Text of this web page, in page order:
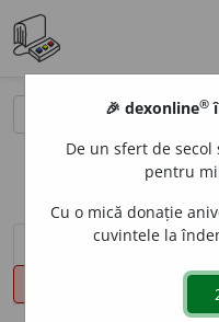
sinteza definițiilor (1)
🎉 dexonline®
De un sfert de
pentru
Cu o mică donație
cuvintele la